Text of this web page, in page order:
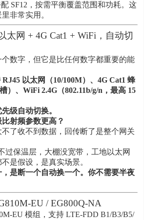
SF12，按需平衡覆盖范围和功耗。这
非常实用。
网 + 4G Cat1 + WiFi，自动切
数字，但它是比任何数字都重要的能
以太网（10/100M）、4G Cat1 蜂
）、WiFi 2.4G（802.11b/g/n，最高 15
级自动切换。
射频参数更高？
了收不到数据，回传断了是整个网关
过保温层，大棚没宽带，工地以太网
是假设，是真实场景。
是断一个自动换一个。你不需要半夜
EU / EG800Q-NA
EU 模组，支持 LTE-FDD B1/B3/B5/